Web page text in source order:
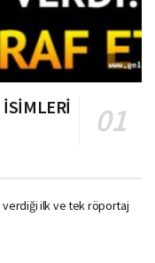
İSİMLERİ
verdiği ilk ve tek röportaj